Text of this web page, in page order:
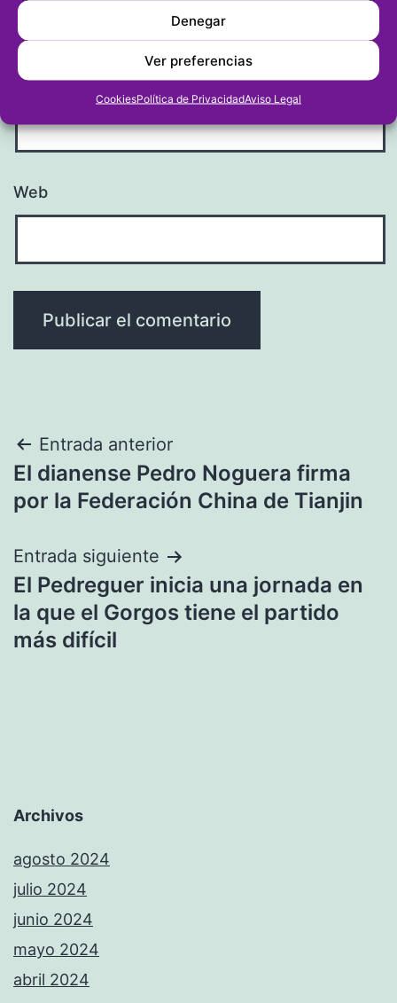
Denegar
Ver preferencias
CookiesPolítica de PrivacidadAviso Legal
Correo electrónico*
Web
Navegación
de
Entrada anterior
El dianense Pedro Noguera firma
por la Federación China de Tianjin
Entrada siguiente
El Pedreguer inicia una jornada en
la que el Gorgos tiene el partido
más difícil
Archivos
agosto 2024
julio 2024
junio 2024
mayo 2024
abril 2024